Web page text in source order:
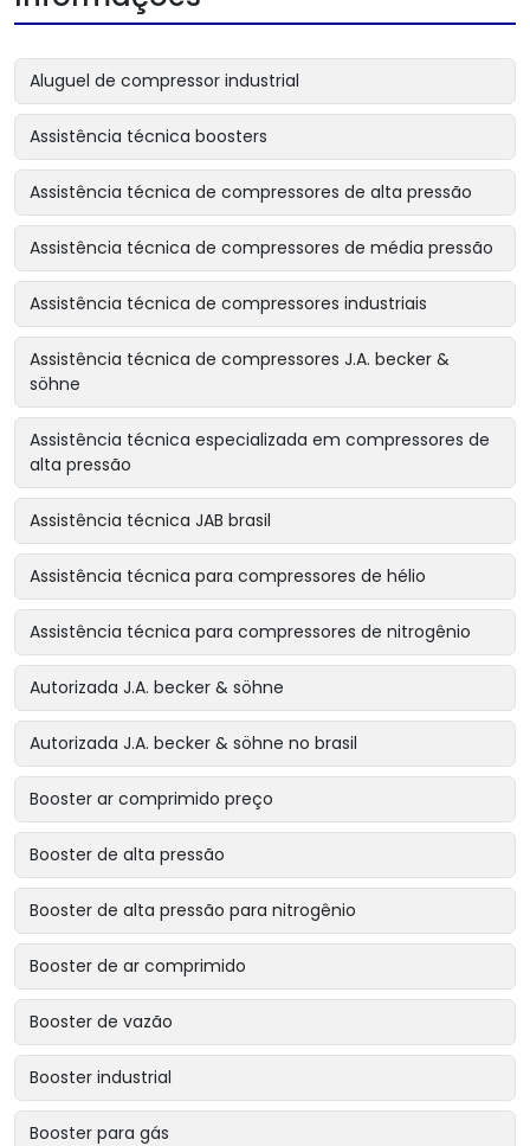
Aluguel de compressor industrial
Assistência técnica boosters
Assistência técnica de compressores de alta pressão
Assistência técnica de compressores de média pressão
Assistência técnica de compressores industriais
Assistência técnica de compressores J.A. becker &
söhne
Assistência técnica especializada em compressores de
alta pressão
Assistência técnica JAB brasil
Assistência técnica para compressores de hélio
Assistência técnica para compressores de nitrogênio
Autorizada J.A. becker & söhne
Autorizada J.A. becker & söhne no brasil
Booster ar comprimido preço
Booster de alta pressão
Booster de alta pressão para nitrogênio
Booster de ar comprimido
Booster de vazão
Booster industrial
Booster para gás